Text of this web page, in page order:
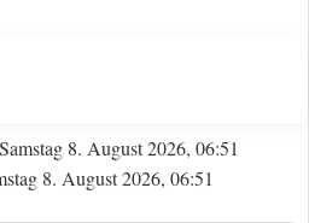
8. August 2026, 06:51
8. August 2026, 06:51